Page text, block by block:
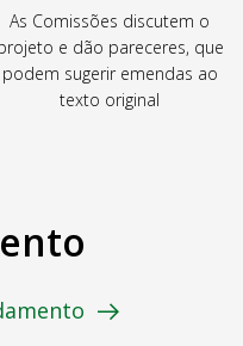
As Comissões discutem o
e dão pareceres, que
podem sugerir emendas ao
texto original